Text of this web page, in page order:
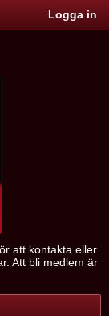
Logga in
att kontakta eller
Att bli medlem är